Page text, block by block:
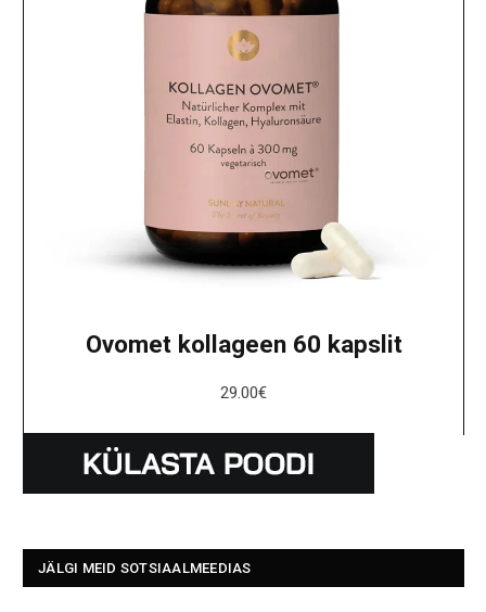
Ovomet kollageen 60 kapslit
29.00€
JÄLGI MEID SOTSIAALMEEDIAS